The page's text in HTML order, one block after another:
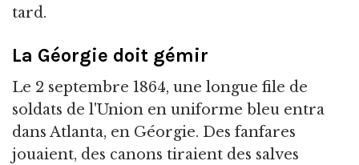
tard.
La Géorgie doit gémir
Le 2 septembre 1864, une longue file de
soldats de l'Union en uniforme bleu entra
dans Atlanta, en Géorgie. Des fanfares
jouaient, des canons tiraient des salves